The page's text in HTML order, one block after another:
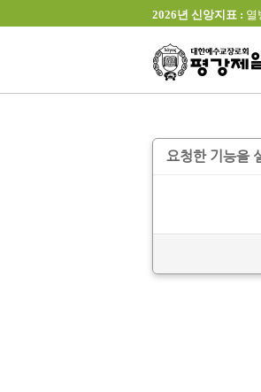
2026년 신앙지표 : 열
요청한 기능을